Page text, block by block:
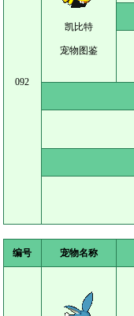
092
凯比特
宠物图鉴
编号 宠物名称